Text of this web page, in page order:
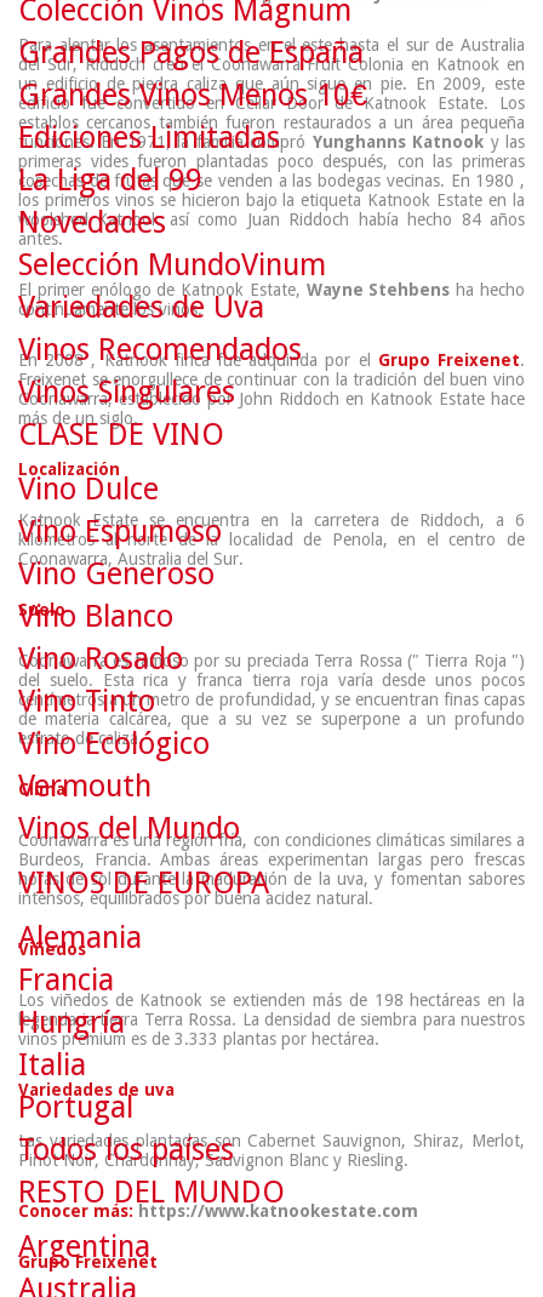
Para alentar los asentamientos en el este hasta el sur de Australia
del Sur, Riddoch creó el Coonawarra Fruit Colonia en Katnook en
un edificio de piedra caliza que aún sigue en pie. En 2009, este
edificio fue convertido en Cellar Door de Katnook Estate. Los
establos cercanos también fueron restaurados a un área pequeña
funciones. En 1971, la familia compró Yunghanns Katnook y las
primeras vides fueron plantadas poco después, con las primeras
cosechas de frutas que se venden a las bodegas vecinas. En 1980 ,
los primeros vinos se hicieron bajo la etiqueta Katnook Estate en la
woolshed Katnook así como Juan Riddoch había hecho 84 años
antes.
El primer enólogo de Katnook Estate, Wayne Stehbens ha hecho
continuamente los vinos.
En 2008 , Katnook finca fue adquirida por el Grupo Freixenet.
Freixenet se enorgullece de continuar con la tradición del buen vino
Coonawarra, establecido por John Riddoch en Katnook Estate hace
más de un siglo.
Localización
Katnook Estate se encuentra en la carretera de Riddoch, a 6
kilómetros al norte de la localidad de Penola, en el centro de
Coonawarra, Australia del Sur.
Suelo
Coonawarra es famoso por su preciada Terra Rossa (" Tierra Roja ")
del suelo. Esta rica y franca tierra roja varía desde unos pocos
centímetros a un metro de profundidad, y se encuentran finas capas
de materia calcárea, que a su vez se superpone a un profundo
estrato de caliza.
Clima
Coonawarra es una región fría, con condiciones climáticas similares a
Burdeos, Francia. Ambas áreas experimentan largas pero frescas
horas de sol durante la maduración de la uva, y fomentan sabores
intensos, equilibrados por buena acidez natural.
Viñedos
Los viñedos de Katnook se extienden más de 198 hectáreas en la
legendaria tierra Terra Rossa. La densidad de siembra para nuestros
vinos premium es de 3.333 plantas por hectárea.
Variedades de uva
Las variedades plantadas son Cabernet Sauvignon, Shiraz, Merlot,
Pinot Noir, Chardonnay, Sauvignon Blanc y Riesling.
Conocer más: https://www.katnookestate.com
Grupo Freixenet
Colección Vinos Mágnum
Grandes Pagos de España
Grandes Vinos Menos 10€
Ediciones Limitadas
La Liga del 99
Novedades
Selección MundoVinum
Variedades de Uva
Vinos Recomendados
Vinos Singulares
CLASE DE VINO
Vino Dulce
Vino Espumoso
Vino Generoso
Vino Blanco
Vino Rosado
Vino Tinto
Vino Ecológico
Vermouth
Vinos del Mundo
VINOS DE EUROPA
Alemania
Francia
Hungría
Italia
Portugal
Todos los países
RESTO DEL MUNDO
Argentina
Australia